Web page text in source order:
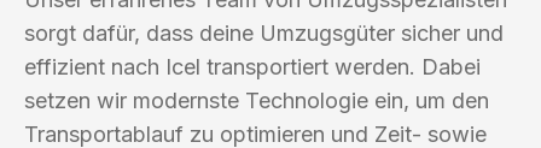
sorgt dafür, dass deine Umzugsgüter sicher und
effizient nach Icel transportiert werden. Dabei
setzen wir modernste Technologie ein, um den
Transportablauf zu optimieren und Zeit- sowie